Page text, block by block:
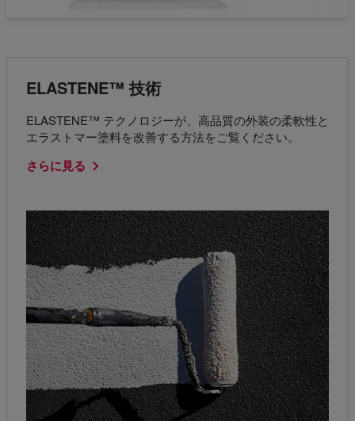
ELASTENE™ 技術
ELASTENE™ テクノロジーが、高品質の外装の柔軟性と
エラストマー塗料を改善する方法をご覧ください。
さらに見る